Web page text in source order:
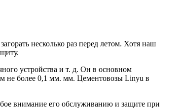
несколько раз перед летом. Хотя наш
устройства и т. д. Он в основном
не более 0,1 мм. мм. Цементовозы Linyu в
внимание его обслуживанию и защите при